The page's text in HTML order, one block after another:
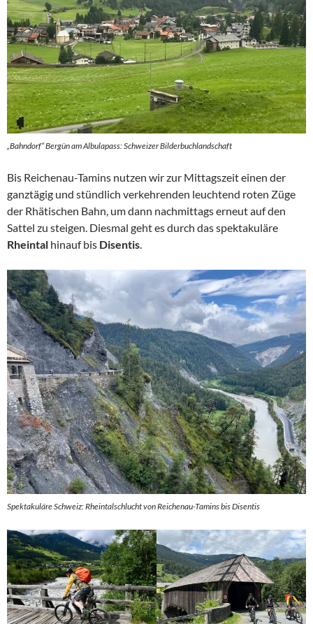
„Bahndorf“ Bergün am Albulapass: Schweizer Bilderbuchlandschaft
Bis Reichenau-Tamins nutzen wir zur Mittagszeit einen der
ganztägig und stündlich verkehrenden leuchtend roten Züge
der Rhätischen Bahn, um dann nachmittags erneut auf den
Sattel zu steigen. Diesmal geht es durch das spektakuläre
Rheintal hinauf bis Disentis.
Spektakuläre Schweiz: Rheintalschlucht von Reichenau-Tamins bis Disentis